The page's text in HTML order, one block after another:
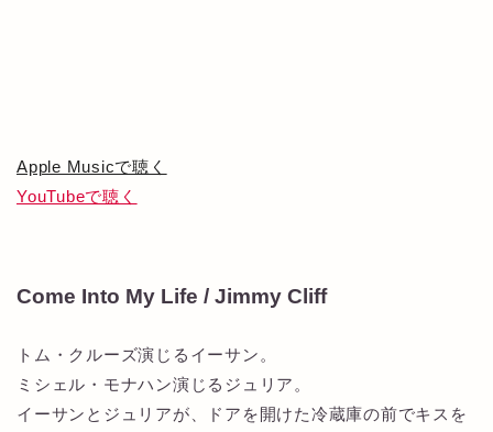
Apple Musicで聴く
YouTubeで聴く
Come Into My Life / Jimmy Cliff
トム・クルーズ演じるイーサン。
ミシェル・モナハン演じるジュリア。
イーサンとジュリアが、ドアを開けた冷蔵庫の前でキスを